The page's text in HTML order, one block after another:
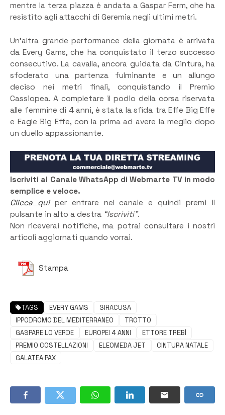
mentre la terza piazza è andata a Gaspar Ferm, che ha
resistito agli attacchi di Geremia negli ultimi metri.
Un’altra grande performance della giornata è arrivata
da Every Gams, che ha conquistato il terzo successo
consecutivo. La cavalla, ancora guidata da Cintura, ha
sfoderato una partenza fulminante e un allungo
deciso nei metri finali, conquistando il Premio
Cassiopea. A completare il podio della corsa riservata
alle femmine di 4 anni, è stata la sfida tra Effe Big Effe
e Eagle Big Effe, con la prima ad avere la meglio dopo
un duello appassionante.
Iscriviti al Canale WhatsApp di Webmarte TV in modo
semplice e veloce.
Clicca quiper entrare nel canale e quindi premi il
pulsante in alto a destra “Iscriviti”.
Non riceverai notifiche, ma potrai consultare i nostri
articoli aggiornati quando vorrai.
Stampa
TAGS EVERY GAMS
SIRACUSA
IPPODROMO DEL MEDITERRANEO
TROTTO
GASPARE LO VERDE
EUROPEI 4 ANNI
ETTORE TREBÌ
PREMIO COSTELLAZIONI
ELEOMEDA JET
CINTURA NATALE
GALATEA PAX